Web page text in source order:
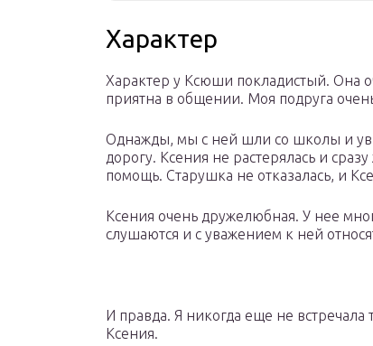
Характер
Характер у Ксюши покладистый. Она
приятна в общении. Моя подруга
Однажды, мы с ней шли со школы и
дорогу. Ксения не растерялась и
помощь. Старушка не отказалась, и
Ксения очень дружелюбная. У нее
слушаются и с уважением к ней
И правда. Я никогда еще не встречала
Ксения.